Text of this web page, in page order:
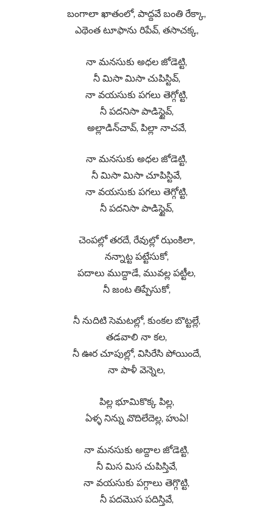
బంగాలా ఖాతంలో, పాద్దవే బంతి రేక్కా,
ఎథెంత టూఫాను రిపేవ్, తసాచక్క,
నా మనసుకు అధల జోడెట్టి,
నీ మిసా మిసా చుపిస్టివ్,
నా వయసుకు పగలు తెగ్గోట్టి,
నీ పదనిసా పాడిస్టైవ్,
అల్లాడిన్‌చావ్, పిల్లా నాచవే,
నా మనసుకు అధల జోడెట్టి,
నీ మిసా మిసా చూపిస్టివే,
నా వయసుకు పగలు తెగ్గోట్టి,
నీ పదనిసా పాడిస్టైవ్,
చెంపల్లో తరదే, రేవుల్లో ఝంకిలా,
నన్నాట్ట పట్టేసుకో,
పదాలు ముద్దాడే, మువల్ల పట్టీల,
నీ జంట తిప్పేసుకో,
నీ నుదిటి సెమటల్లో, కుంకల బొట్టల్లే,
తడవాలి నా కల,
నీ ఊర చూపుల్లో, విసిరేసి పోయిందే,
నా పాళీ వెన్నెల,
పిల్ల భూమికొక్క పిల్ల,
ఏళ్ళ నిన్ను వొదిలేదెల్ల, హుఏ!
నా మనసుకు అద్దాల జోడెట్టి,
నీ మిస మిస చుపిస్తివే,
నా వయసుకు పగ్గాలు తెగ్గొట్టి,
నీ పదమొస పదిస్తివే,